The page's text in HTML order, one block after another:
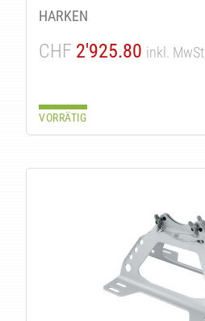
HARKEN
CHF 2'925.80 inkl. MwSt
VORRÄTIG